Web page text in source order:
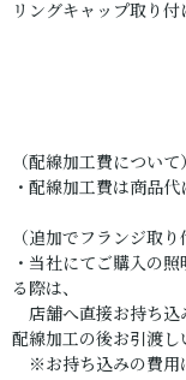
リングキャップ取り付
（配線加工費について）
・配線加工費は商品代
（追加でフランジ取り
・当社にてご購入の
る際は、
店舗へ直接お持ち込
配線加工の後お引渡し
※お持ち込みの費用